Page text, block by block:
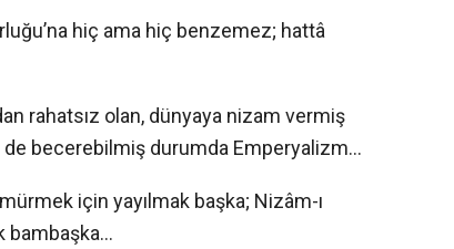
hiç ama hiç benzemez; hattâ
rahatsız olan, dünyaya nizam vermiş
becerebilmiş durumda Emperyalizm…
için yayılmak başka; Nizâm-ı
bambaşka…